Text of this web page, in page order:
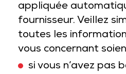
appliquée
fournisseur. Veillez
toutes les
vous concernant
si vous n’avez pas